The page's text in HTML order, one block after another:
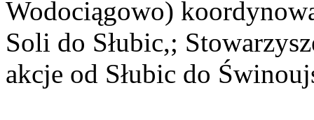
Wodociągowo)
Soli do Słubic,;
akcje od Słubic do